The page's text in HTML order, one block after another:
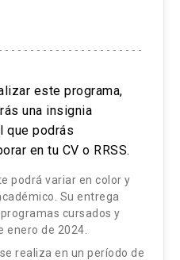
este programa,
una insignia
que podrás
en tu CV o RRSS.
podrá variar en color y
Su entrega
cursados y
enero de 2024.
realiza en un período de